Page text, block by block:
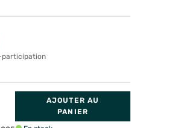
participation
AJOUTER AU
PANIER